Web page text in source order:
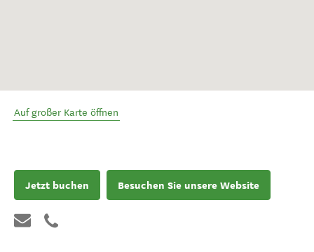
Auf großer Karte öffnen
Jetzt buchen Besuchen Sie unsere Website